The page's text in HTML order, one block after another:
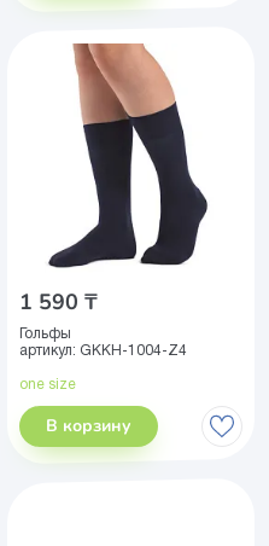
1 590 ₸
Гольфы
артикул: GKKH-1004-Z4
one size
В корзину